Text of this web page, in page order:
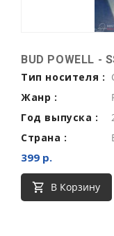
BUD POWELL -
Тип носителя :
Жанр :
Год выпуска :
Страна :
399 р.
В Корзину